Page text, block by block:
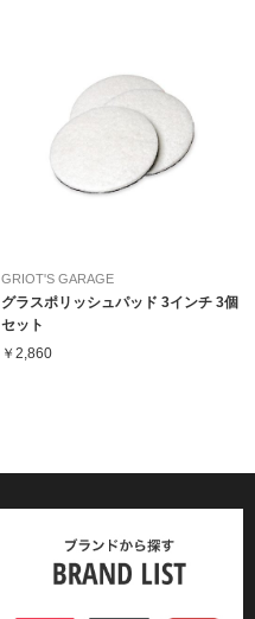
GRIOT'S GARAGE
グラスポリッシュパッド 3インチ 3個
セット
￥2,860